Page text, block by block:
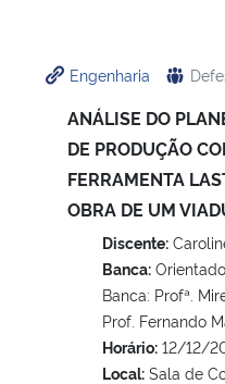
Ministério da Cidadania
Ministério de Minas e Energia
Ministério da Ciência, Tecnologia,
Ministério do Meio Ambiente
Engenharia
ANÁLISE DO
DE PRODUÇÃO
FERRAMENTA
OBRA DE UM
Discente:
Banca:
Banca: Profª.
Prof. Fernando
Horário: 12/12/
Local: Sala de